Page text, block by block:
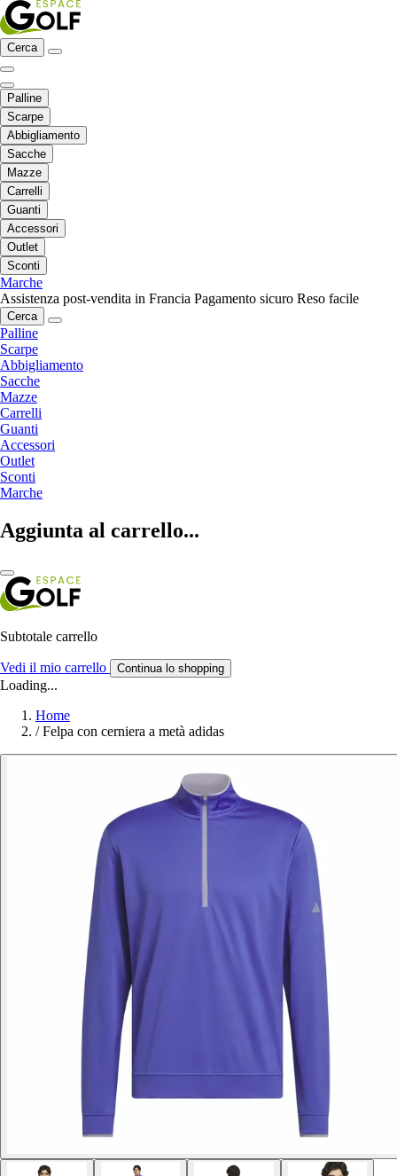
Cerca
Palline
Scarpe
Abbigliamento
Sacche
Mazze
Carrelli
Guanti
Accessori
Outlet
Sconti
Marche
Assistenza post-vendita in Francia Pagamento sicuro Reso facile
Cerca
Palline
Scarpe
Abbigliamento
Sacche
Mazze
Carrelli
Guanti
Accessori
Outlet
Sconti
Marche
Aggiunta al carrello...
Subtotale carrello
Vedi il mio carrello Continua lo shopping
Loading...
Home
/ Felpa con cerniera a metà adidas